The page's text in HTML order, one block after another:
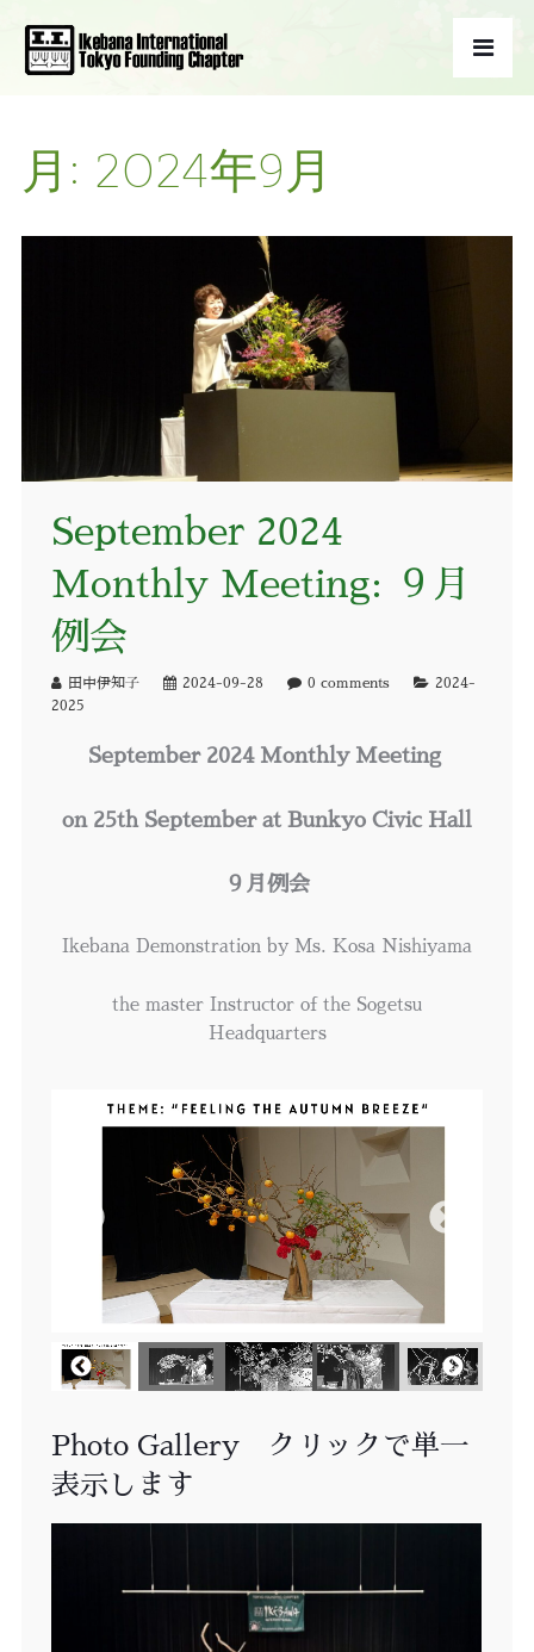
月: 2024年9月
September 2024
Monthly Meeting: ９月
例会
田中伊知子 2024-09-28 0 comments
2024-
2025
September 2024 Monthly Meeting
on 25th September at Bunkyo Civic Hall
９月例会
Ikebana Demonstration by Ms. Kosa Nishiyama
the master Instructor of the Sogetsu
Headquarters
Photo Gallery クリックで単一
表示します